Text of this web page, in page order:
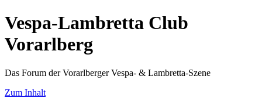
Vespa-Lambretta Club
Vorarlberg
Das Forum der Vorarlberger Vespa- & Lambretta-Szene
Zum Inhalt